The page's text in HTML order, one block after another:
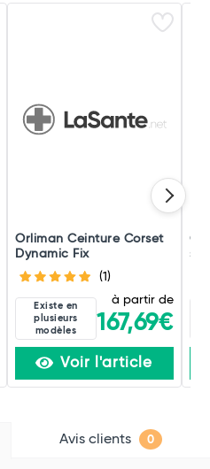
Orliman Ceinture Corset
Dynamic Fix
(1)
Existe en
plusieurs
modèles
à partir de
167,69€
Voir l'article
Avis clients 0